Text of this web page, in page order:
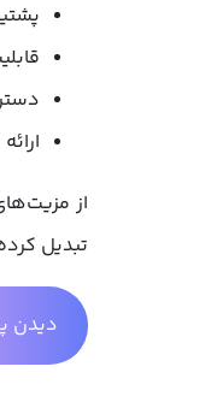
از
تبدیل
دیدن